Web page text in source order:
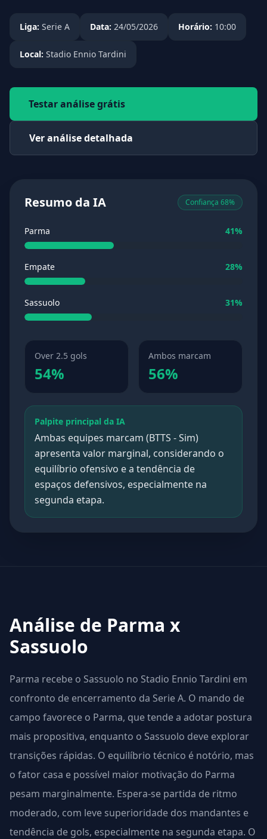
Liga: Serie A Data: 24/05/2026 Horário: 10:00
Local: Stadio Ennio Tardini
Testar análise grátis
Ver análise detalhada
Resumo da IA Confiança 68%
Parma 41%
Empate 28%
Sassuolo 31%
Over 2.5 gols
54%
Ambos marcam
56%
Palpite principal da IA
Ambas equipes marcam (BTTS - Sim)
apresenta valor marginal, considerando o
equilíbrio ofensivo e a tendência de
espaços defensivos, especialmente na
segunda etapa.
Análise de Parma x
Sassuolo
Parma recebe o Sassuolo no Stadio Ennio Tardini em
confronto de encerramento da Serie A. O mando de
campo favorece o Parma, que tende a adotar postura
mais propositiva, enquanto o Sassuolo deve explorar
transições rápidas. O equilíbrio técnico é notório, mas
o fator casa e possível maior motivação do Parma
pesam marginalmente. Espera-se partida de ritmo
moderado, com leve superioridade dos mandantes e
tendência de gols, especialmente na segunda etapa. O